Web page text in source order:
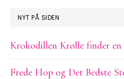
NYT PÅ SIDEN
Krokodillen Krølle finder en
Frede Hop og Det Bedste